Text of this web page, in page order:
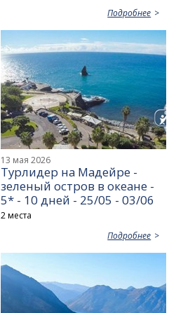
Подробнее
13 мая 2026
Турлидер на Мадейре -
зеленый остров в океане -
5* - 10 дней - 25/05 - 03/06
2 места
Подробнее